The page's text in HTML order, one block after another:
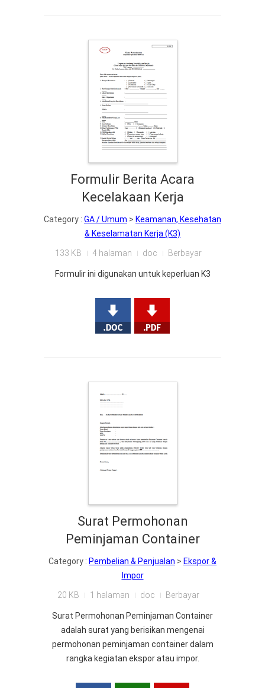
Formulir Berita Acara
Kecelakaan Kerja
Category : GA / Umum > Keamanan, Kesehatan
& Keselamatan Kerja (K3)
133 KB 4 halaman doc Berbayar
Formulir ini digunakan untuk keperluan K3
Surat Permohonan
Peminjaman Container
Category : Pembelian & Penjualan > Ekspor &
Impor
20 KB 1 halaman doc Berbayar
Surat Permohonan Peminjaman Container
adalah surat yang berisikan mengenai
permohonan peminjaman container dalam
rangka kegiatan ekspor atau impor.